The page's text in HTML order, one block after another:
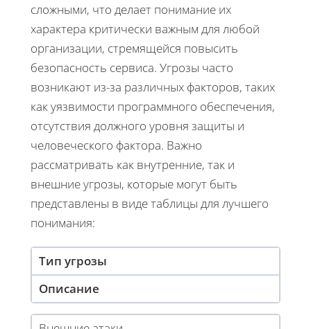
сложными, что делает понимание их
характера критически важным для любой
организации, стремящейся повысить
безопасность сервиса. Угрозы часто
возникают из-за различных факторов, таких
как уязвимости программного обеспечения,
отсутствия должного уровня защиты и
человеческого фактора. Важно
рассматривать как внутренние, так и
внешние угрозы, которые могут быть
представлены в виде таблицы для лучшего
понимания:
Тип угрозы
Описание